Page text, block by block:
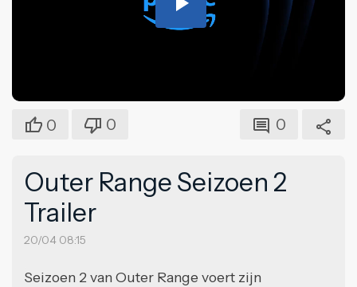
Play
0 0 0
Outer Range Seizoen 2
Trailer
20/04 08:15
Seizoen 2 van Outer Range voert zijn